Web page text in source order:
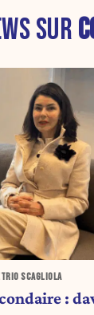
SUR
SCAGLIOLA
: